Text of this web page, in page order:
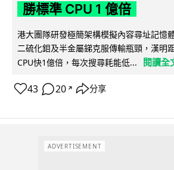
勝標準 CPU 1 億倍
港大團隊研發極簡架構模擬內容尋址記憶
二硫化鉬及半金屬銻克服傳輸瓶頸，漢明
CPU快1億倍，每次搜尋耗能低...
閱讀全
43 20 ↗ 分享
ADVERTISEMENT